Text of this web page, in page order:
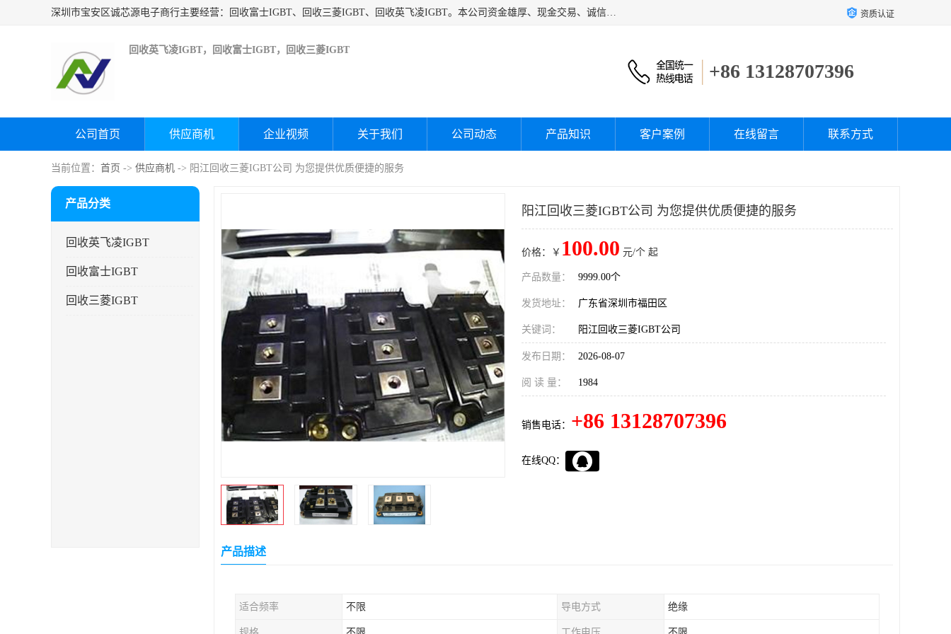
深圳市宝安区诚芯源电子商行主要经营：回收富士IGBT、回收三菱IGBT、回收英飞凌IGBT。本公司资金雄厚、现金交易、诚信待人，经过不断的探索和发展，已形成完善的评估、采购，从而为客户提供快捷价优的库存处理服务，迅速为客户消化库存，回笼资金。 资质认证
回收英飞凌IGBT，回收富士IGBT，回收三菱IGBT
+86 13128707396
公司首页 供应商机 企业视频 关于我们 公司动态 产品知识 客户案例 在线留言 联系方式
当前位置： 首页 -> 供应商机 -> 阳江回收三菱IGBT公司 为您提供优质便捷的服务
产品分类
回收英飞凌IGBT
回收富士IGBT
回收三菱IGBT
阳江回收三菱IGBT公司 为您提供优质便捷的服务
价格：￥ 100.00 元/个 起
产品数量： 9999.00个
发货地址： 广东省深圳市福田区
关键词： 阳江回收三菱IGBT公司
发布日期： 2026-08-07
阅 读 量： 1984
销售电话： +86 13128707396
在线QQ：
产品描述
适合频率 不限 导电方式 绝缘